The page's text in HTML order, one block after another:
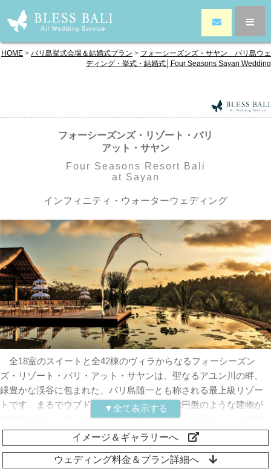
HOME > バリ島挙式会場＆結婚式プラン > フォーシーズンズ・サヤン バリ島ウェ
ディング・挙式・結婚式│Four Seasons Sayan Wedding
フォーシーズンズ・リゾート・バリ
アット・サヤン
Four Seasons Resort Bali
at Sayan
インフィニティ・ウォーターウェディング
全18室のスイートと全42棟のヴィラからなるフォーシーズン
ズ・リゾート・バリ・アット・サヤンは、聖なるアユン川の畔、
緑豊かな渓谷に包まれた、バリ島随一とも称される最上級リゾー
トです。まるでウブドのジャングルに浮かぶ円盤のような建物が
象徴的なロビーで、その印象的な建築美は、バリ島リゾート建築
の中でも随一の素晴らしさを誇ります。フォーシーズンズ・リゾ
ート・バリ・アット・サヤンのリゾート内には、充実したレスト
ランやスパなどの施設に加え、アユン川を一望できるリバーサイ
イメージ＆ギャラリーへ
ウェディング料金＆プラン詳細へ